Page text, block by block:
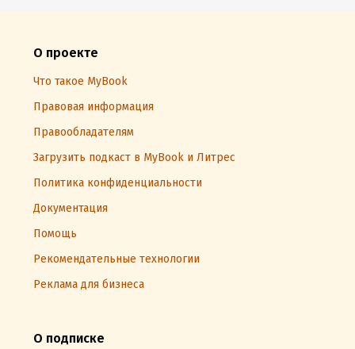
О проекте
Что такое MyBook
Правовая информация
Правообладателям
Загрузить подкаст в MyBook и Литрес
Политика конфиденциальности
Документация
Помощь
Рекомендательные технологии
Реклама для бизнеса
О подписке